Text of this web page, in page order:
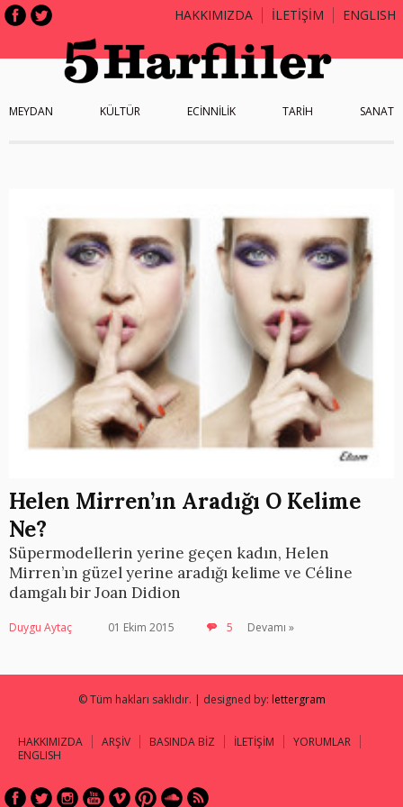
HAKKIMIZDA İLETİŞİM ENGLISH
MEYDAN KÜLTÜR ECİNNİLİK TARİH SANAT
Helen Mirren’ın Aradığı O Kelime
Ne?
Süpermodellerin yerine geçen kadın, Helen
Mirren’ın güzel yerine aradığı kelime ve Céline
damgalı bir Joan Didion
Duygu Aytaç 01 Ekim 2015 5 Devamı »
© Tüm hakları saklıdır. | designed by: lettergram
HAKKIMIZDA ARŞİV BASINDA BİZ İLETİŞİM
YORUMLAR
ENGLISH